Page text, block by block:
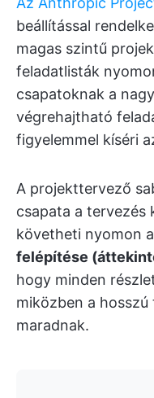
beállítással
magas szintű
feladatlisták
csapatoknak a
végrehajtható
figyelemmel kíséri
A projekttervező
csapata a tervezés
követheti nyomon
felépítése
hogy minden
miközben a
maradnak.